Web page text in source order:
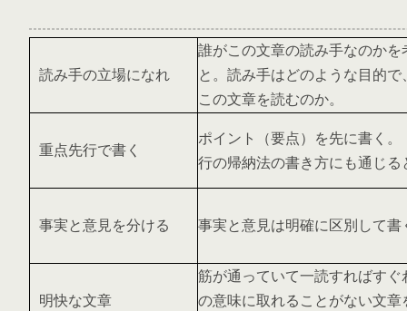
読み手の立場になれ
誰がこの文章の読み手なのかを
と。読み手はどのような目的で
この文章を読むのか。
重点先行で書く
ポイント（要点）を先に書く。
行の帰納法の書き方にも通じる
事実と意見を分ける 事実と意見は明確に区別して書
明快な文章
筋が通っていて一読すればすぐ
の意味に取れることがない文章